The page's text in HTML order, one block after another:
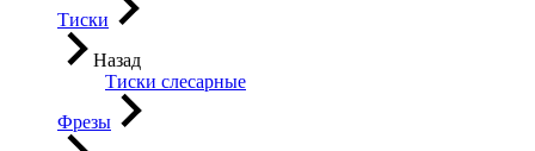
Тиски
Назад
Тиски слесарные
Фрезы